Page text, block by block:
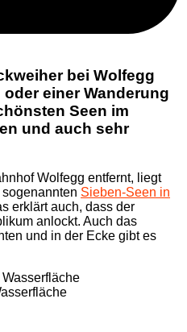
bei Wolfegg
einer Wanderung
Seen im
und auch sehr
Wolfegg entfernt, liegt
Sieben-Seen in
erklärt auch, dass der
anlockt. Auch das
und in der Ecke gibt es